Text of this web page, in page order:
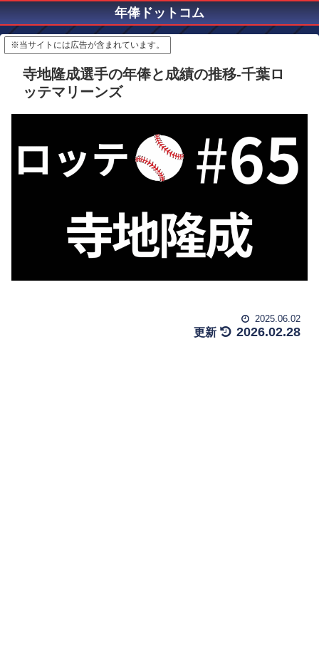
年俸ドットコム
※当サイトには広告が含まれています。
寺地隆成選手の年俸と成績の推移-千葉ロ
ッテマリーンズ
2025.06.02
2026.02.28